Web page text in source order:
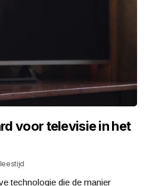
voor televisie in het
technologie die de manier